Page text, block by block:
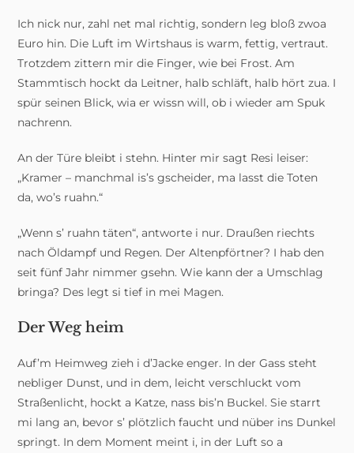
Ich nick nur, zahl net mal richtig, sondern leg bloß zwoa
Euro hin. Die Luft im Wirtshaus is warm, fettig, vertraut.
Trotzdem zittern mir die Finger, wie bei Frost. Am
Stammtisch hockt da Leitner, halb schläft, halb hört zua. I
spür seinen Blick, wia er wissn will, ob i wieder am Spuk
nachrenn.
An der Türe bleibt i stehn. Hinter mir sagt Resi leiser:
„Kramer – manchmal is’s gscheider, ma lasst die Toten
da, wo’s ruahn.“
„Wenn s’ ruahn täten“, antworte i nur. Draußen riechts
nach Öldampf und Regen. Der Altenpförtner? I hab den
seit fünf Jahr nimmer gsehn. Wie kann der a Umschlag
bringa? Des legt si tief in mei Magen.
Der Weg heim
Auf’m Heimweg zieh i d’Jacke enger. In der Gass steht
nebliger Dunst, und in dem, leicht verschluckt vom
Straßenlicht, hockt a Katze, nass bis’n Buckel. Sie starrt
mi lang an, bevor s’ plötzlich faucht und nüber ins Dunkel
springt. In dem Moment meint i, in der Luft so a